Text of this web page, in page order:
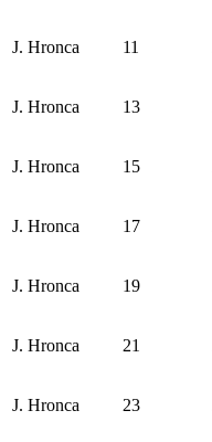
J. Hronca 11
J. Hronca 13
J. Hronca 15
J. Hronca 17
J. Hronca 19
J. Hronca 21
J. Hronca 23